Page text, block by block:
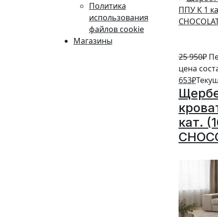
Политика
использования
файлов cookie
Магазины
25 950₽
цена
653₽
кат.